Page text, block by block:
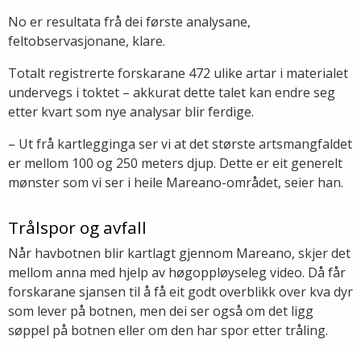
No er resultata frå dei første analysane,
feltobservasjonane, klare.
Totalt registrerte forskarane 472 ulike artar i materialet
undervegs i toktet – akkurat dette talet kan endre seg
etter kvart som nye analysar blir ferdige.
– Ut frå kartlegginga ser vi at det største artsmangfaldet
er mellom 100 og 250 meters djup. Dette er eit generelt
mønster som vi ser i heile Mareano-området, seier han.
Trålspor og avfall
Når havbotnen blir kartlagt gjennom Mareano, skjer det
mellom anna med hjelp av høgoppløyseleg video. Då får
forskarane sjansen til å få eit godt overblikk over kva dyr
som lever på botnen, men dei ser også om det ligg
søppel på botnen eller om den har spor etter tråling.